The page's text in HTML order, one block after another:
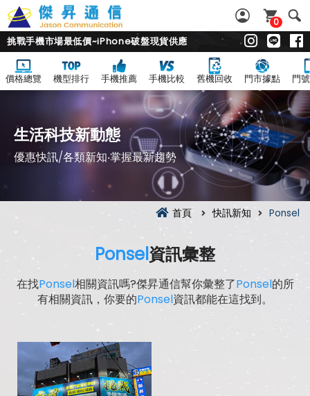
0
挑戰手機市場最低價~iPhone破盤現貨供應
價格總覽 機型排行 手機推薦 手機比較 舊機回收 門市據點 門
生活科技新動態
優惠快訊/各類新知‧掌握最新趨勢
首頁 快訊新知 Ponsel
Ponsel資訊彙整
在找Ponsel相關資訊嗎?傑昇通信幫你彙整了Ponsel的所
有相關資訊，你要的Ponsel資訊都能在這找到。